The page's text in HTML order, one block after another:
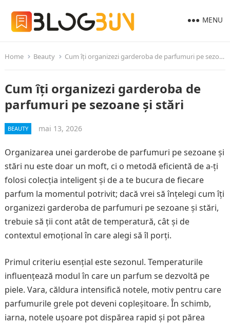
MENU
Home Beauty Cum îți organizezi garderoba de parfumuri pe sezoane și stări
Cum îți organizezi garderoba de
parfumuri pe sezoane și stări
BEAUTY mai 13, 2026
Organizarea unei garderobe de parfumuri pe sezoane și
stări nu este doar un moft, ci o metodă eficientă de a-ți
folosi colecția inteligent și de a te bucura de fiecare
parfum la momentul potrivit; dacă vrei să înțelegi cum îți
organizezi garderoba de parfumuri pe sezoane și stări,
trebuie să ții cont atât de temperatură, cât și de
contextul emoțional în care alegi să îl porți.
Primul criteriu esențial este sezonul. Temperaturile
influențează modul în care un parfum se dezvoltă pe
piele. Vara, căldura intensifică notele, motiv pentru care
parfumurile grele pot deveni copleșitoare. În schimb,
iarna, notele ușoare pot dispărea rapid și pot părea